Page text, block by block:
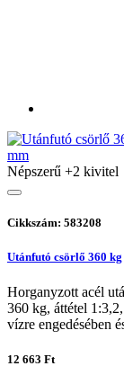
Népszerű +2 kivitel
Cikkszám: 583208
Utánfutó csörlő 360 kg
Horganyzott acél
360 kg, áttétel
vízre engedésében
12 663 Ft